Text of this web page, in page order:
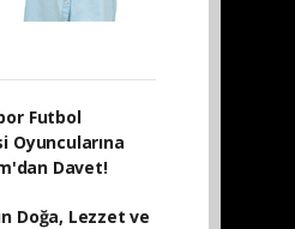
Futbol
Oyuncularına
Davet!
Doğa, Lezzet ve